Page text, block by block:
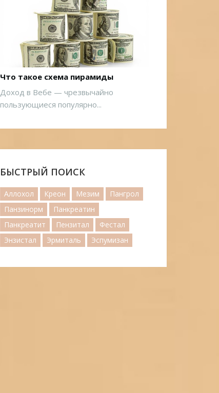
Что такое схема пирамиды
Доход в Вебе — чрезвычайно
пользующиеся популярно...
БЫСТРЫЙ ПОИСК
Аллохол Креон Мезим
Пангрол
Панзинорм
Панкреатин
Панкреатит
Пензитал
Фестал
Энзистал
Эрмиталь Эспумизан